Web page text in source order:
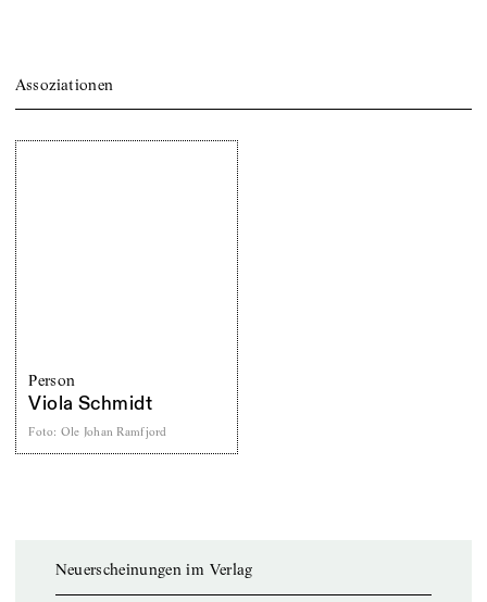
Assoziationen
Person
Viola Schmidt
Foto: Ole Johan Ramfjord
Neuerscheinungen im Verlag